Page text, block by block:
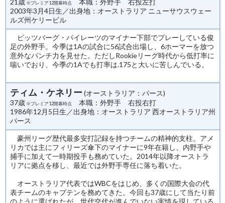
21歳 ※プレミア12開幕時点
本職：外野手 右投左打
2003年3月4日生／出身地：オーストラリア ニューサウスウェー
ルズ州ケリービル
ピッツバーグ・パイレーツのマイナー下部でプレーしている俊
足の外野手。今季は1Aの試合に56試合出場し、6ホーマーを放つ
意外なパンチ力を見せた。ただしRookieリーグ時代から低打率に
喘いでおり、今季の1Aでも打率は.175と大いに苦しんでいる。
ティム・ケネリー(オーストラリア：パース)
37歳 ※プレミア12開幕時点
本職：外野手 右投右打
1986年12月5日生／出身地：オーストラリア 西オーストラリア州
パース
豪州リーグ歴代最多安打記録を持つチームの精神的支柱。アメ
リカでは主にフィリーズ傘下のマイナーに9年在籍し、内野手や
捕手に加えて一時期投手も務めていた。2014年以降オーストラ
リアに拠点を移し、最近では外野手専任に落ち着いた。
オーストラリア代表ではWBCをはじめ、多くの国際大会の代
表チームのキャプテンを務めてきた。今回も37歳にして当たり前